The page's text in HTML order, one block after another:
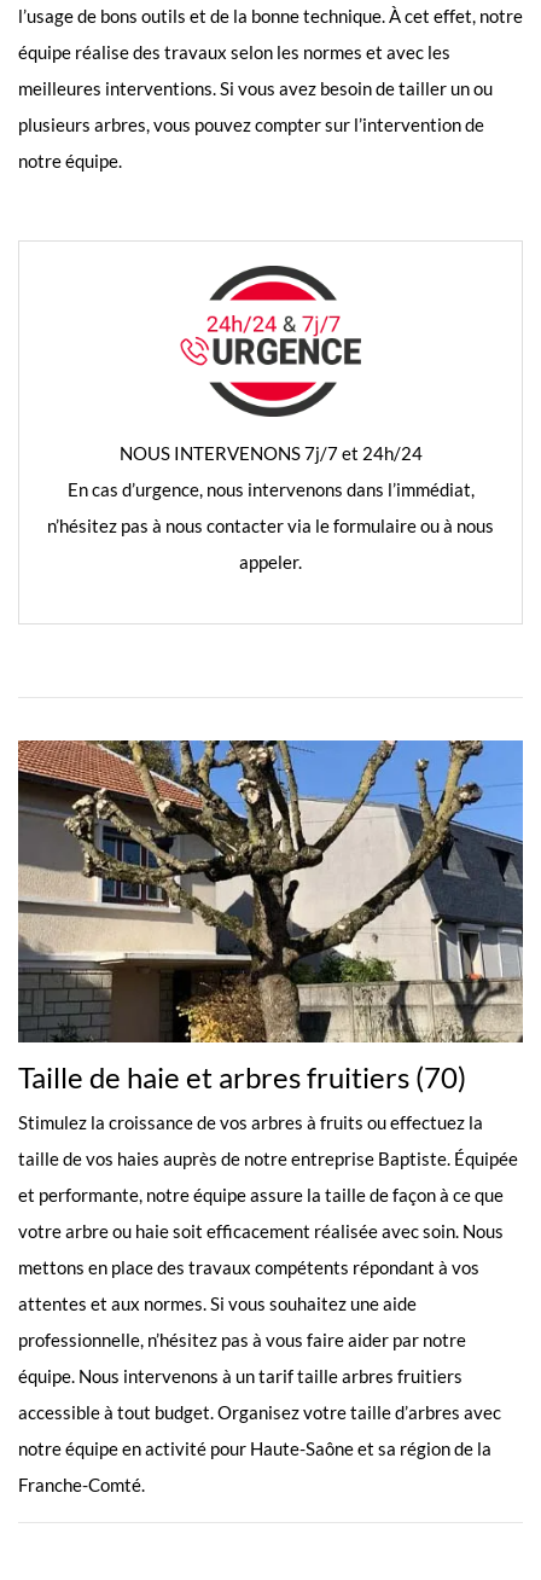
l’usage de bons outils et de la bonne technique. À cet effet, notre
équipe réalise des travaux selon les normes et avec les
meilleures interventions. Si vous avez besoin de tailler un ou
plusieurs arbres, vous pouvez compter sur l’intervention de
notre équipe.
NOUS INTERVENONS 7j/7 et 24h/24
En cas d’urgence, nous intervenons dans l’immédiat,
n’hésitez pas à nous contacter via le formulaire ou à nous
appeler.
Taille de haie et arbres fruitiers (70)
Stimulez la croissance de vos arbres à fruits ou effectuez la
taille de vos haies auprès de notre entreprise Baptiste. Équipée
et performante, notre équipe assure la taille de façon à ce que
votre arbre ou haie soit efficacement réalisée avec soin. Nous
mettons en place des travaux compétents répondant à vos
attentes et aux normes. Si vous souhaitez une aide
professionnelle, n’hésitez pas à vous faire aider par notre
équipe. Nous intervenons à un tarif taille arbres fruitiers
accessible à tout budget. Organisez votre taille d’arbres avec
notre équipe en activité pour Haute-Saône et sa région de la
Franche-Comté.